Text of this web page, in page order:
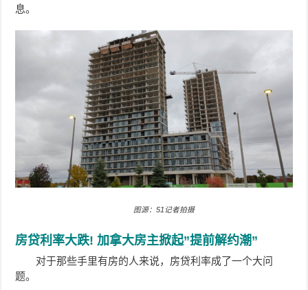
息。
图源：51记者拍摄
房贷利率大跌! 加拿大房主掀起”提前解约潮”
对于那些手里有房的人来说，房贷利率成了一个大问
题。